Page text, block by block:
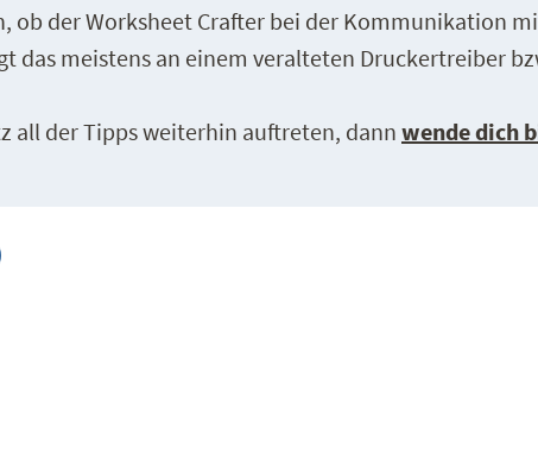
ob der Worksheet Crafter bei der Kommunikation
das meistens an einem veralteten Druckertreiber
all der Tipps weiterhin auftreten, dann wende dich